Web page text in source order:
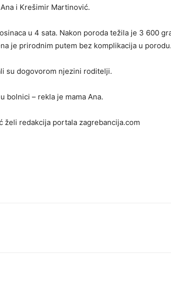
i Krešimir Martinović.
u 4 sata. Nakon poroda težila je 3 600
je prirodnim putem bez komplikacija u porodu.
su dogovorom njezini roditelji.
bolnici – rekla je mama Ana.
redakcija portala zagrebancija.com